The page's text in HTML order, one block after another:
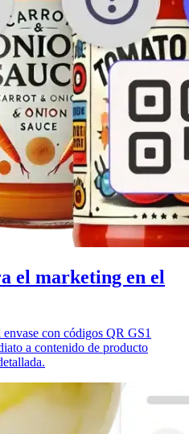
el marketing en el
con códigos QR GS1
a contenido de producto